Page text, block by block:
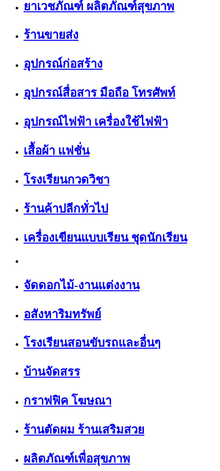
ยาเวชภัณฑ์ ผลิตภัณฑ์สุขภาพ
ร้านขายส่ง
อุปกรณ์ก่อสร้าง
อุปกรณ์สื่อสาร มือถือ โทรศัพท์
อุปกรณ์ไฟฟ้า เครื่องใช้ไฟฟ้า
เสื้อผ้า แฟชั่น
โรงเรียนกวดวิชา
ร้านค้าปลีกทั่วไป
เครื่องเขียนแบบเรียน ชุดนักเรียน
จัดดอกไม้-งานแต่งงาน
อสังหาริมทรัพย์
โรงเรียนสอนขับรถและอื่นๆ
บ้านจัดสรร
กราฟฟิค โฆษณา
ร้านตัดผม ร้านเสริมสวย
ผลิตภัณฑ์เพื่อสุขภาพ